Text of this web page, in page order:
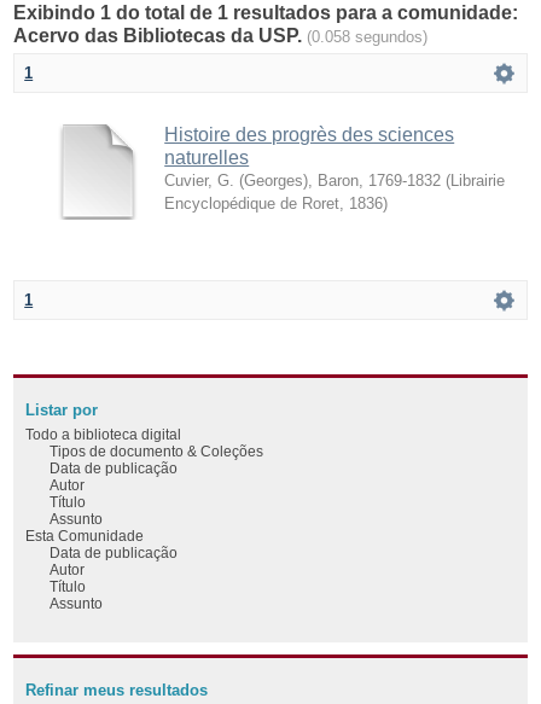
Exibindo 1 do total de 1 resultados para a comunidade:
Acervo das Bibliotecas da USP. (0.058 segundos)
1
Histoire des progrès des sciences
naturelles
Cuvier, G. (Georges), Baron, 1769-1832 ( Librairie
Encyclopédique de Roret 1836)
1
Listar por
Todo a biblioteca digital
Tipos de documento & Coleções
Data de publicação
Autor
Título
Assunto
Esta Comunidade
Data de publicação
Autor
Título
Assunto
Refinar meus resultados